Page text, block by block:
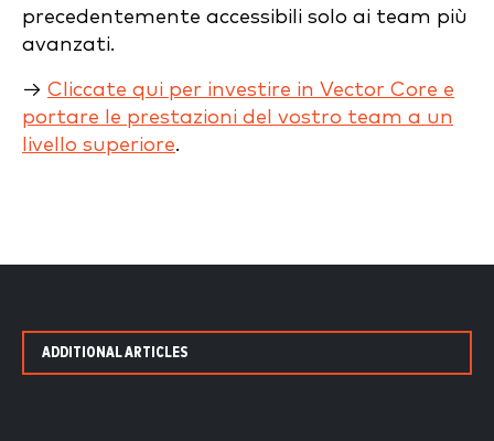
precedentemente accessibili solo ai team più
avanzati.
→ Cliccate qui per investire in Vector Core e
portare le prestazioni del vostro team a un
livello superiore.
ADDITIONAL ARTICLES